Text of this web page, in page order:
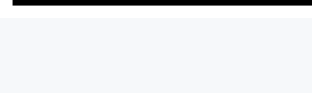
Vous pourrez vous désinscrire depuis votre espace client.